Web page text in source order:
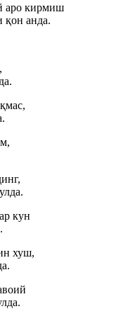
аро кирмиш
анда.
кун
хуш,